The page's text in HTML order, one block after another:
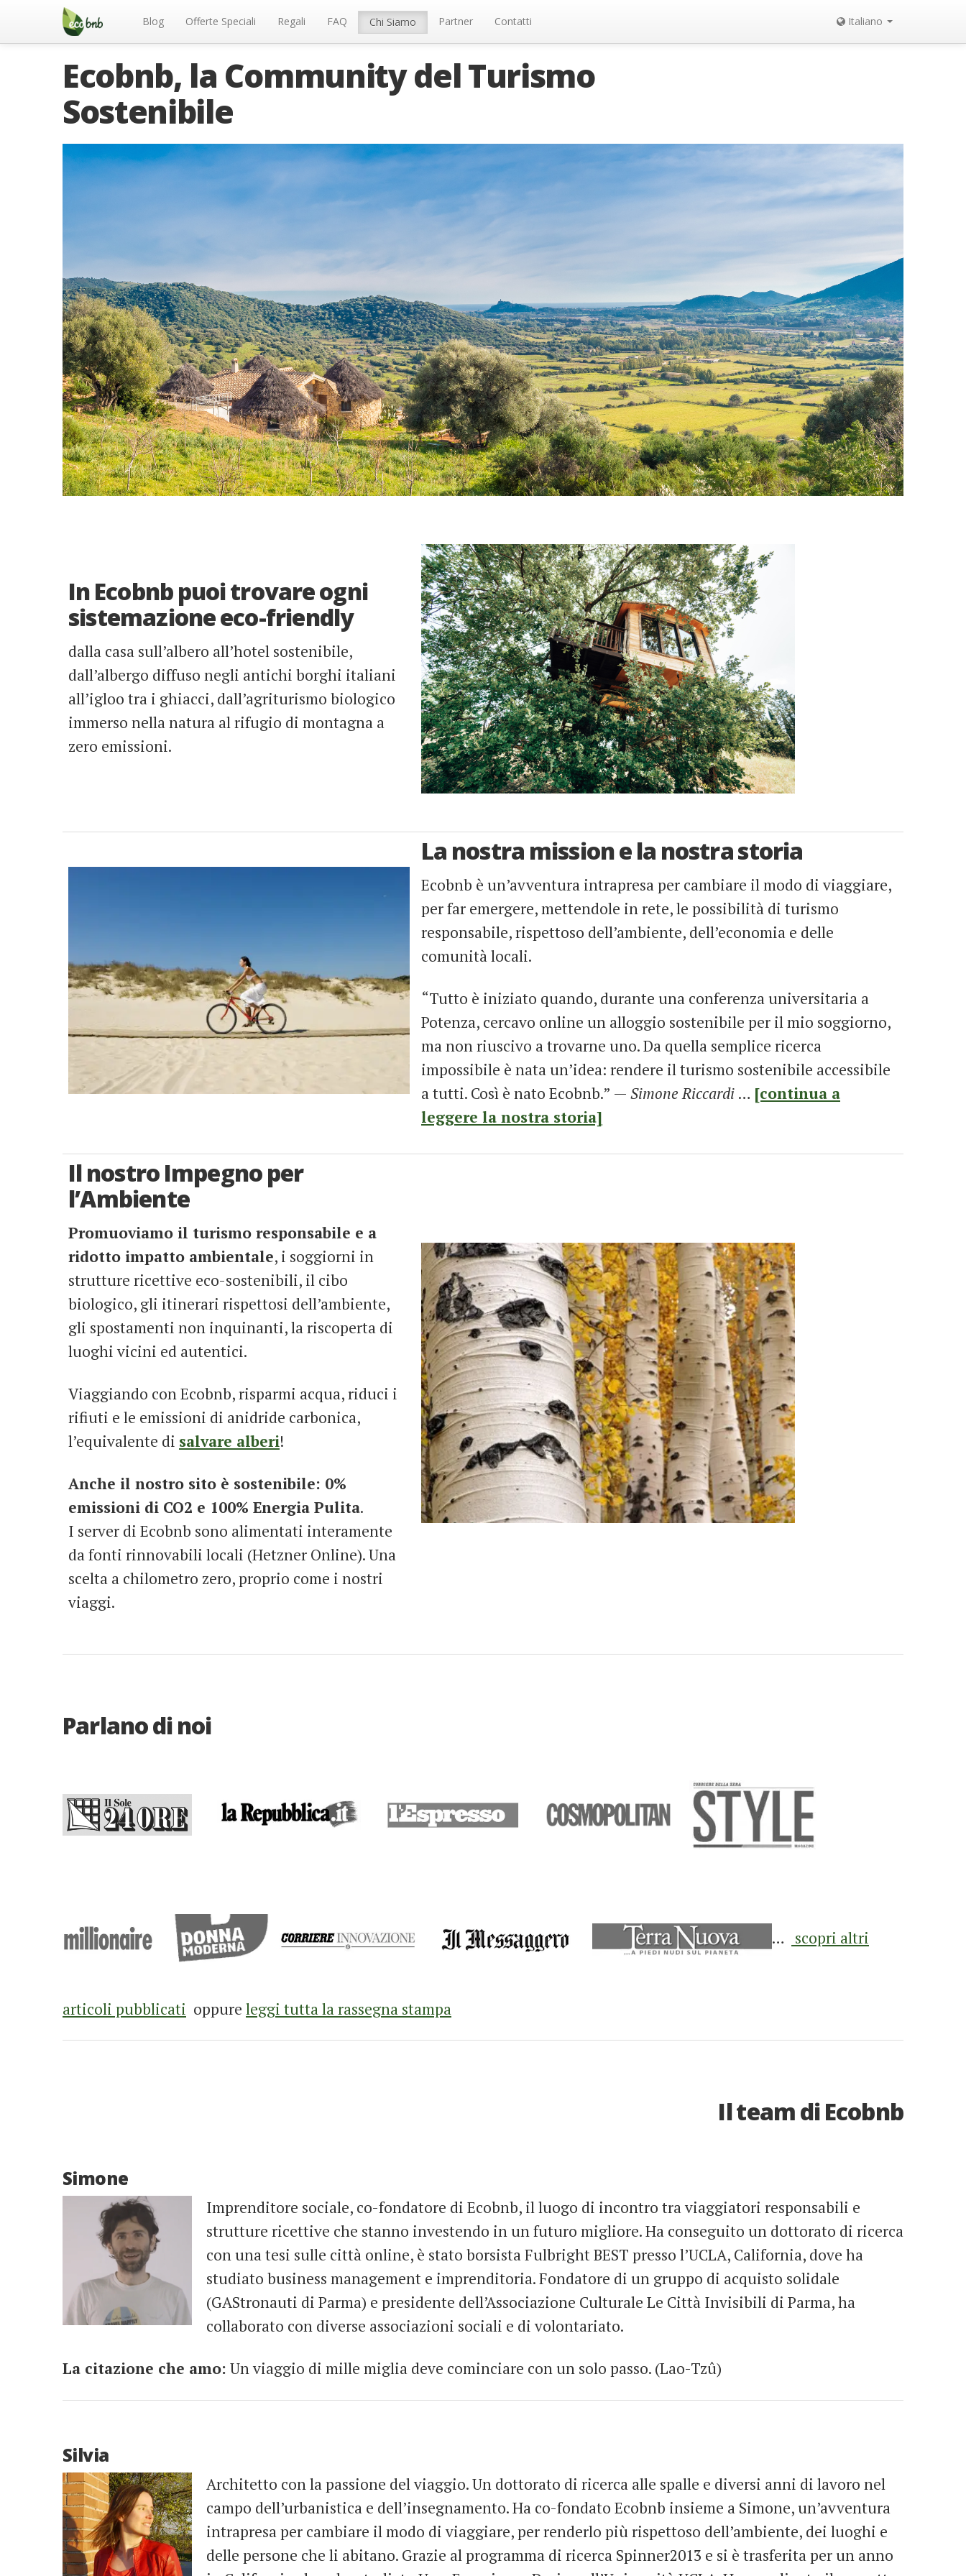
Menu Blog Offerte Speciali Regali FAQ Chi Siamo Partner Contatti Italiano
Ecobnb, la Community del Turismo
Sostenibile
In Ecobnb puoi trovare ogni
sistemazione eco-friendly
dalla casa sull’albero all’hotel sostenibile,
dall’albergo diffuso negli antichi borghi italiani
all’igloo tra i ghiacci, dall’agriturismo biologico
immerso nella natura al rifugio di montagna a
zero emissioni.
La nostra mission e la nostra storia
Ecobnb è un’avventura intrapresa per cambiare il modo di viaggiare,
per far emergere, mettendole in rete, le possibilità di turismo
responsabile, rispettoso dell’ambiente, dell’economia e delle
comunità locali.
“Tutto è iniziato quando, durante una conferenza universitaria a
Potenza, cercavo online un alloggio sostenibile per il mio soggiorno,
ma non riuscivo a trovarne uno. Da quella semplice ricerca
impossibile è nata un’idea: rendere il turismo sostenibile accessibile
a tutti. Così è nato Ecobnb.” — Simone Riccardi … [continua a
leggere la nostra storia]
Il nostro Impegno per
l’Ambiente
Promuoviamo il turismo responsabile e a
ridotto impatto ambientale, i soggiorni in
strutture ricettive eco-sostenibili, il cibo
biologico, gli itinerari rispettosi dell’ambiente,
gli spostamenti non inquinanti, la riscoperta di
luoghi vicini ed autentici.
Viaggiando con Ecobnb, risparmi acqua, riduci i
rifiuti e le emissioni di anidride carbonica,
l’equivalente di salvare alberi!
Anche il nostro sito è sostenibile: 0%
emissioni di CO2 e 100% Energia Pulita.
I server di Ecobnb sono alimentati interamente
da fonti rinnovabili locali (Hetzner Online). Una
scelta a chilometro zero, proprio come i nostri
viaggi.
Parlano di noi
… scopri altri
articoli pubblicati oppure leggi tutta la rassegna stampa
Il team di Ecobnb
Simone
Imprenditore sociale, co-fondatore di Ecobnb, il luogo di incontro tra viaggiatori responsabili e
strutture ricettive che stanno investendo in un futuro migliore. Ha conseguito un dottorato di ricerca
con una tesi sulle città online, è stato borsista Fulbright BEST presso l’UCLA, California, dove ha
studiato business management e imprenditoria. Fondatore di un gruppo di acquisto solidale
(GAStronauti di Parma) e presidente dell’Associazione Culturale Le Città Invisibili di Parma, ha
collaborato con diverse associazioni sociali e di volontariato.
La citazione che amo: Un viaggio di mille miglia deve cominciare con un solo passo. (Lao-Tzû)
Silvia
Architetto con la passione del viaggio. Un dottorato di ricerca alle spalle e diversi anni di lavoro nel
campo dell’urbanistica e dell’insegnamento. Ha co-fondato Ecobnb insieme a Simone, un’avventura
intrapresa per cambiare il modo di viaggiare, per renderlo più rispettoso dell’ambiente, dei luoghi e
delle persone che li abitano. Grazie al programma di ricerca Spinner2013 e si è trasferita per un anno